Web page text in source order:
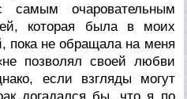
очаровательным
которая была в моих
пока не обращала на меня
позволял своей любви
если взгляды могут